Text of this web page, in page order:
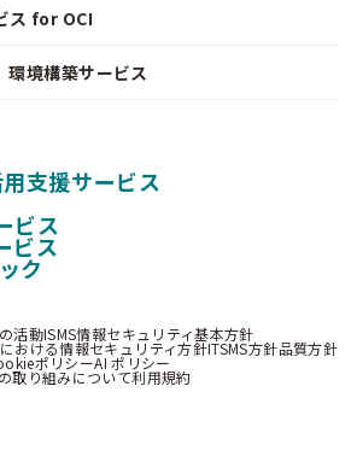
ス for OCI
環境構築サービス
支援サービス
ビス
ビス
ク
活動ISMS情報セキュリティ基本方針
おける情報セキュリティ方針ITSMS方針品質方針
ポリシーAI ポリシー
取り組みについて利用規約